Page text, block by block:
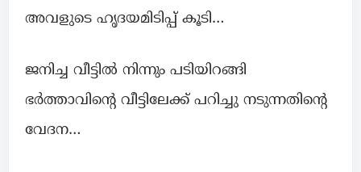
അവളുടെ ഹൃദയമിടിപ്പ് കൂടി…
ജനിച്ച വീട്ടില്‍ നിന്നും പടിയിറങ്ങി
ഭർത്താവിന്റെ വീട്ടിലേക്ക് പറിച്ചു നടുന്നതിന്റെ
വേദന…